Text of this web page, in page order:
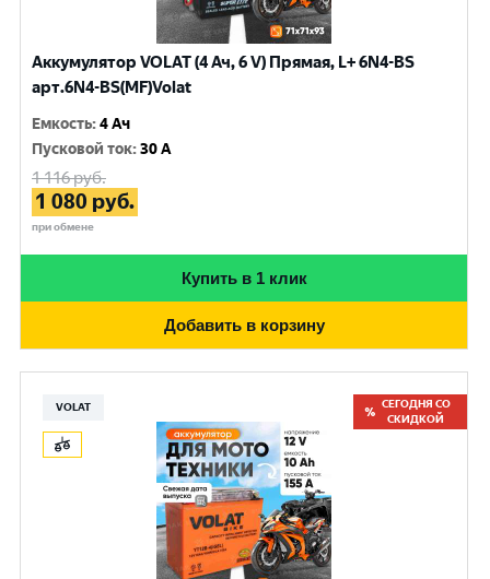
Аккумулятор VOLAT (4 Ач, 6 V) Прямая, L+ 6N4-BS
арт.6N4-BS(MF)Volat
Емкость:4 Ач
Пусковой ток:30 A
1 116руб.
1 080 руб.
при обмене
Купить в 1 клик
Добавить в корзину
VOLAT
СЕГОДНЯ СО
СКИДКОЙ